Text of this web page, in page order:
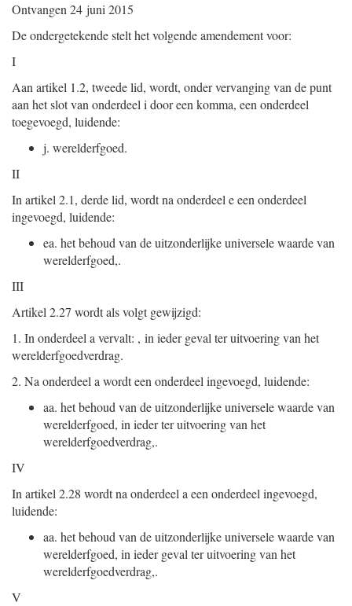
Ontvangen 24 juni 2015
De ondergetekende stelt het volgende amendement voor:
I
Aan artikel 1.2, tweede lid, wordt, onder vervanging van de punt
aan het slot van onderdeel i door een komma, een onderdeel
toegevoegd, luidende:
j. werelderfgoed.
II
In artikel 2.1, derde lid, wordt na onderdeel e een onderdeel
ingevoegd, luidende:
ea. het behoud van de uitzonderlijke universele waarde van
werelderfgoed,.
III
Artikel 2.27 wordt als volgt gewijzigd:
1. In onderdeel a vervalt: , in ieder geval ter uitvoering van het
werelderfgoedverdrag.
2. Na onderdeel a wordt een onderdeel ingevoegd, luidende:
aa. het behoud van de uitzonderlijke universele waarde van
werelderfgoed, in ieder ter uitvoering van het
werelderfgoedverdrag,.
IV
In artikel 2.28 wordt na onderdeel a een onderdeel ingevoegd,
luidende:
aa. het behoud van de uitzonderlijke universele waarde van
werelderfgoed, in ieder geval ter uitvoering van het
werelderfgoedverdrag,.
V